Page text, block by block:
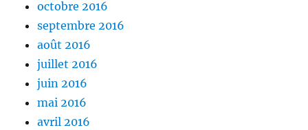
octobre 2016
septembre 2016
août 2016
juillet 2016
juin 2016
mai 2016
avril 2016